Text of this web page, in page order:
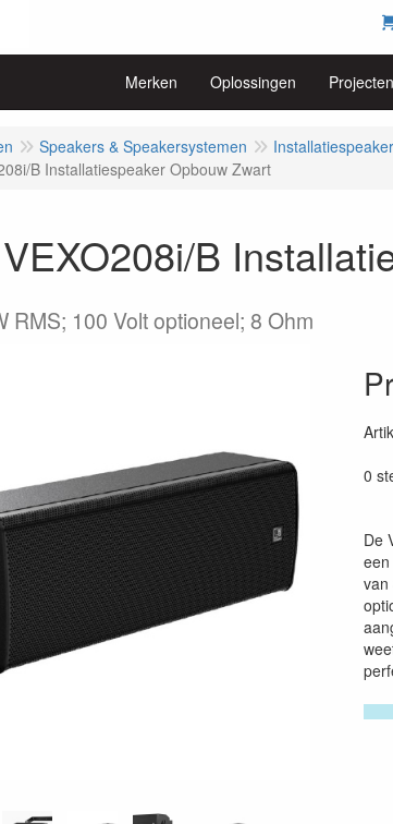
Merken Oplossingen Projecten
Speakers & Speakersystemen
B Installatiespeaker Opbouw Zwart
B
RMS; 100 Volt optioneel; 8 Ohm
0
De
van